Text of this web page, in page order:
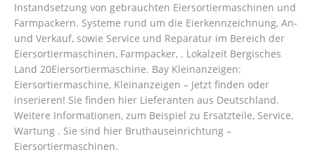
Instandsetzung von gebrauchten Eiersortiermaschinen und
Farmpackern. Systeme rund um die Eierkennzeichnung, An-
und Verkauf, sowie Service und Reparatur im Bereich der
Eiersortiermaschinen, Farmpacker, . Lokalzeit Bergisches
Land 20Eiersortiermaschine. Bay Kleinanzeigen:
Eiersortiermaschine, Kleinanzeigen – Jetzt finden oder
inserieren! Sie finden hier Lieferanten aus Deutschland.
Weitere Informationen, zum Beispiel zu Ersatzteile, Service,
Wartung . Sie sind hier Bruthauseinrichtung –
Eiersortiermaschinen.